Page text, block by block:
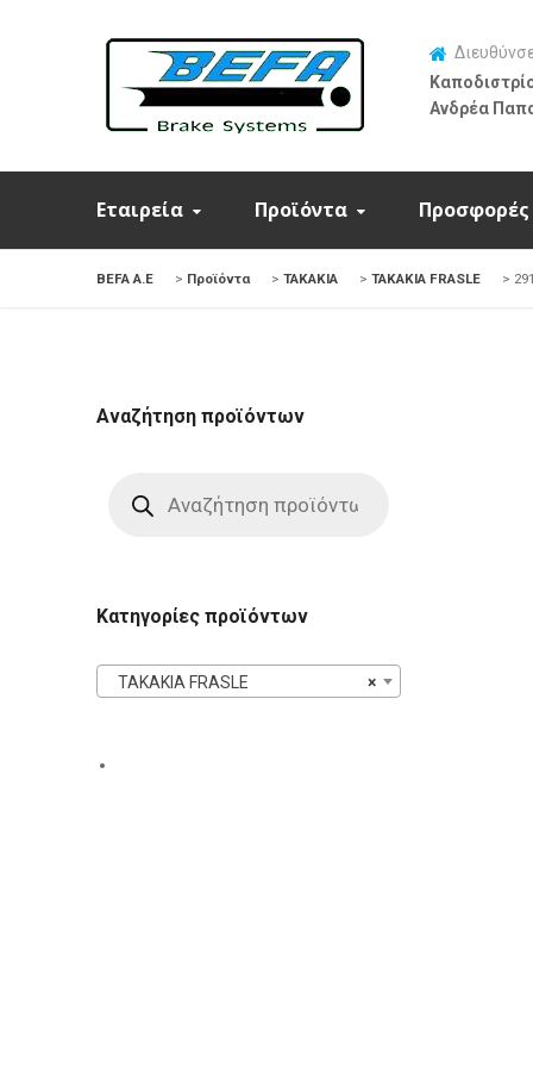
Ανδρέα
Εταιρεία Προϊόντα Προσφορές
BEFA Α.Ε > Προϊόντα > ΤΑΚΑΚΙΑ > ΤΑΚΑΚΙΑ FRASLE >
Αναζήτηση προϊόντων
search
Κατηγορίες προϊόντων
×
ΤΑΚΑΚΙΑ FRASLE